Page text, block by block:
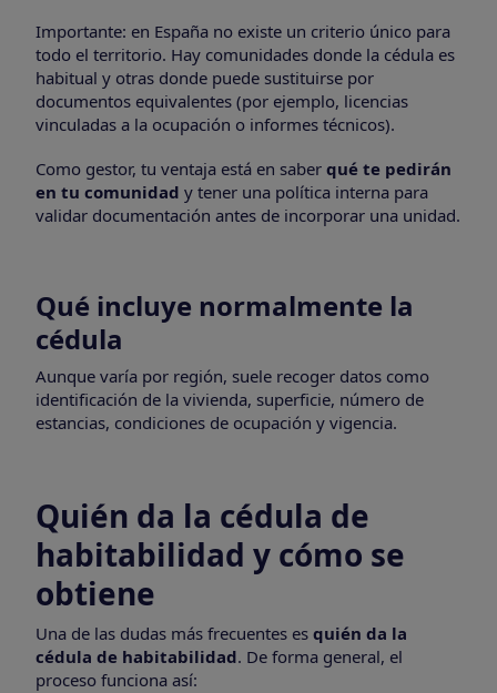
Importante: en España no existe un criterio único para
todo el territorio. Hay comunidades donde la cédula es
habitual y otras donde puede sustituirse por
documentos equivalentes (por ejemplo, licencias
vinculadas a la ocupación o informes técnicos).
Como gestor, tu ventaja está en saber qué te pedirán
en tu comunidad y tener una política interna para
validar documentación antes de incorporar una unidad.
Qué incluye normalmente la
cédula
Aunque varía por región, suele recoger datos como
identificación de la vivienda, superficie, número de
estancias, condiciones de ocupación y vigencia.
Quién da la cédula de
habitabilidad y cómo se
obtiene
Una de las dudas más frecuentes es quién da la
cédula de habitabilidad. De forma general, el
proceso funciona así: